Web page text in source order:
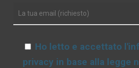
Ho letto e accettato
privacy in base alla legge